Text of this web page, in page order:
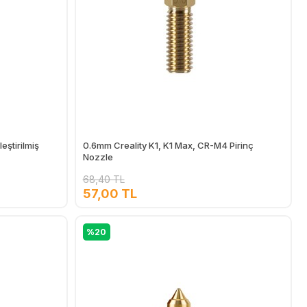
0.6mm Creality K1, K1 Max, CR-M4 Pirinç
Nozzle
68,40 TL
57,00 TL
%20